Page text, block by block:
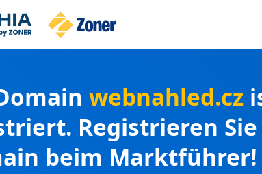
webnahled.cz
Registrieren
beim Marktführer!